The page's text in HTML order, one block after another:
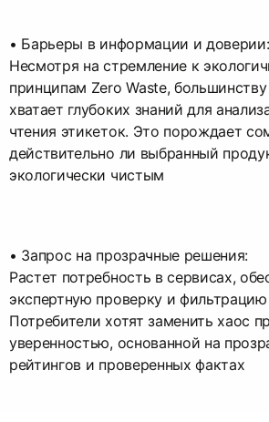
• Барьеры в информации и доверии:
Несмотря на стремление к
принципам Zero Waste,
хватает глубоких знаний для
чтения этикеток. Это порождает
действительно ли выбранный
экологически чистым
• Запрос на прозрачные решения:
Растет потребность в сервисах,
экспертную проверку и
Потребители хотят заменить хаос
уверенностью, основанной на
рейтингов и проверенных фактах